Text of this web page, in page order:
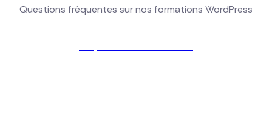
Questions fréquentes sur nos formations WordPress